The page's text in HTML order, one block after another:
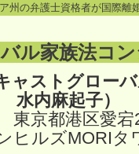
州の弁護士資格者が国際離
ル家族法コ
ャストグロー
水内麻起子）
東京都港区愛宕
ヒルズMORIタ